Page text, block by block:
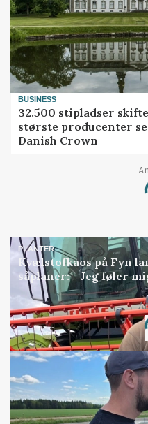
BUSINESS
32.500 stipladser
største producenter
Danish Crown
PLANTER
Kvælstofkaos på Fyn
såplaner: - Jeg føler